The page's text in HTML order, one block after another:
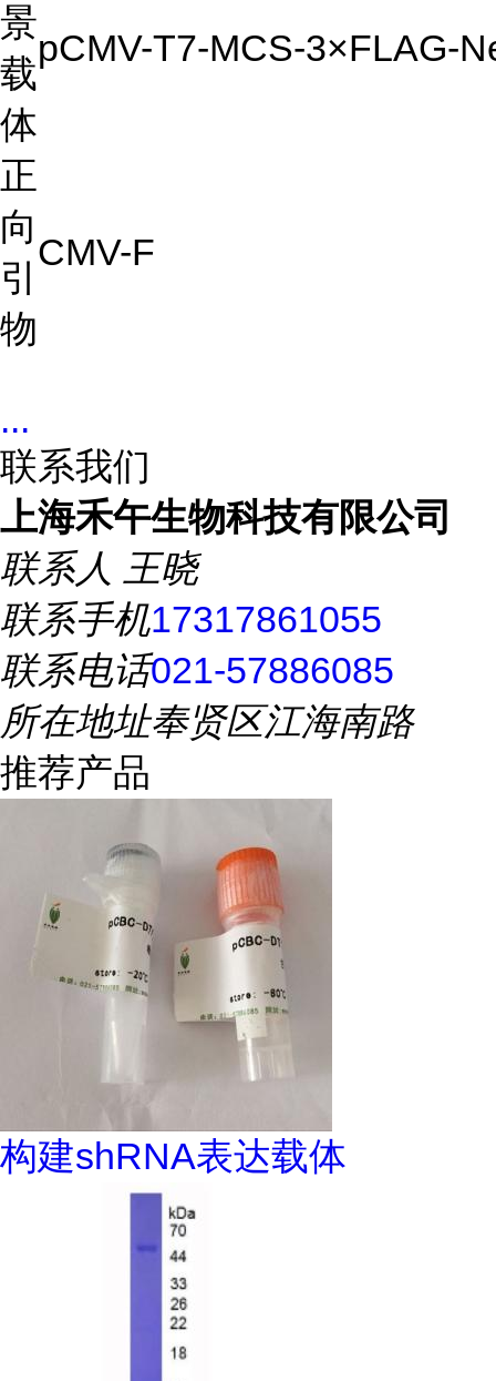
景
载
体
pCMV-T7-MCS-3×FLAG-
正
向
引
物
CMV-F
...
联系我们
上海禾午生物科技有限公司
联系人 王晓
联系手机17317861055
联系电话021-57886085
所在地址奉贤区江海南路
推荐产品
构建shRNA表达载体